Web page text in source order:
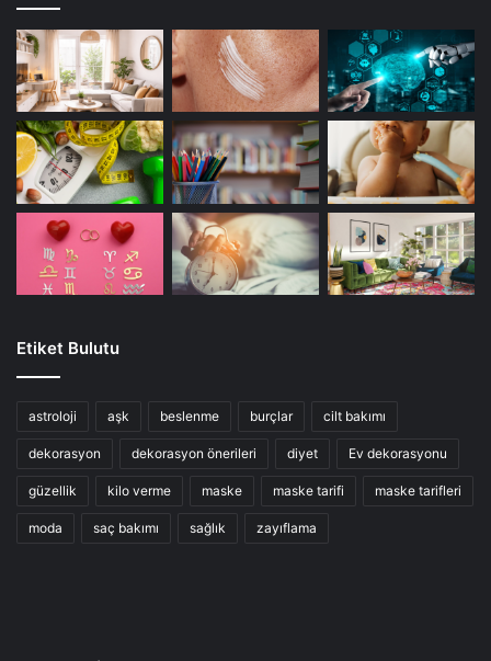
Etiket Bulutu
astroloji aşk beslenme burçlar cilt bakımı
dekorasyon dekorasyon önerileri diyet Ev dekorasyonu
güzellik kilo verme maske maske tarifi maske tarifleri
moda saç bakımı sağlık zayıflama